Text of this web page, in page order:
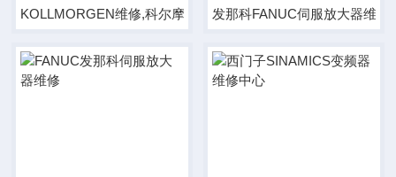
KOLLMORGEN维修,科尔摩根伺服维修发那科FANUC伺服放大器维修